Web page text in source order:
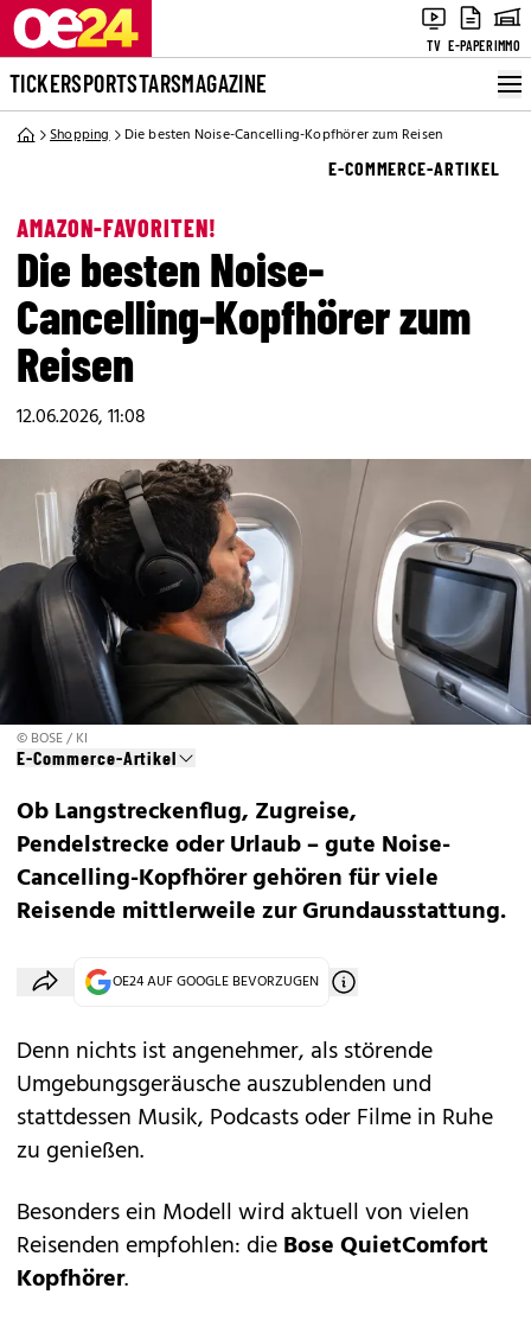
TV E-PAPERIMMO
TICKERSPORTSTARSMAGAZINE
Shopping Die besten Noise-Cancelling-Kopfhörer zum Reisen
E-COMMERCE-ARTIKEL
AMAZON-FAVORITEN!
Die besten Noise-
Cancelling-Kopfhörer zum
Reisen
12.06.2026, 11:08
© BOSE / KI
E-Commerce-Artikel
Ob Langstreckenflug, Zugreise,
Pendelstrecke oder Urlaub – gute Noise-
Cancelling-Kopfhörer gehören für viele
Reisende mittlerweile zur Grundausstattung.
OE24 AUF GOOGLE BEVORZUGEN
Denn nichts ist angenehmer, als störende
Umgebungsgeräusche auszublenden und
stattdessen Musik, Podcasts oder Filme in Ruhe
zu genießen.
Besonders ein Modell wird aktuell von vielen
Reisenden empfohlen: dieBose QuietComfort
Kopfhörer.